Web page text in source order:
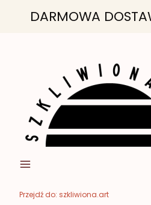
DARMOWA
Przejdź do: szkliwiona.art